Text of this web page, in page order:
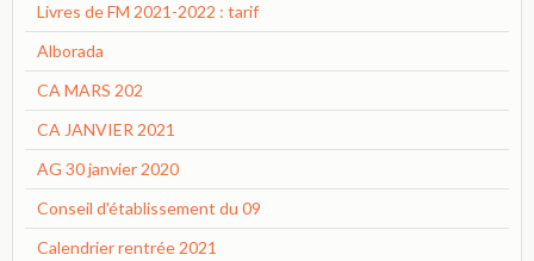
Livres de FM 2021-2022 : tarif
Alborada
CA MARS 202
CA JANVIER 2021
AG 30 janvier 2020
Conseil d'établissement du 09
Calendrier rentrée 2021